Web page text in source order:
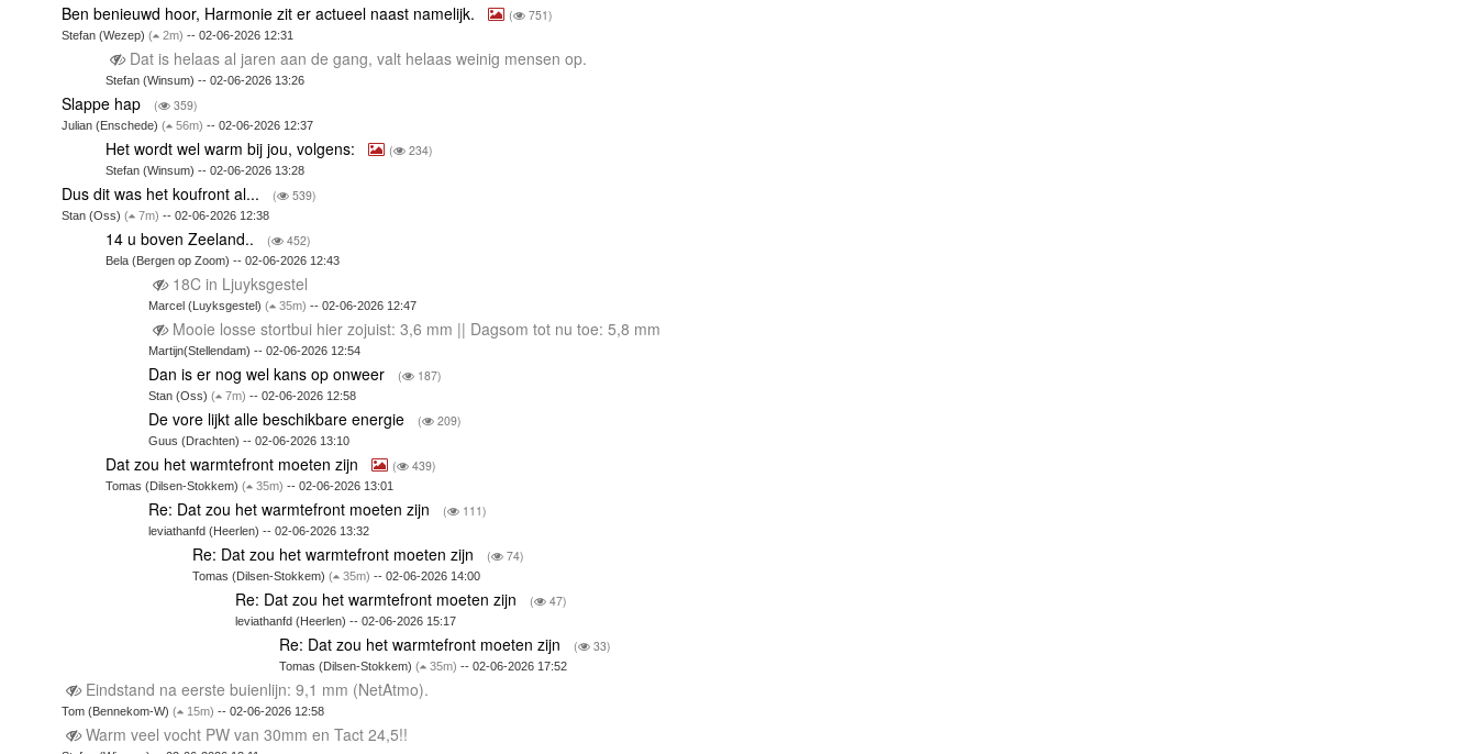
Ben benieuwd hoor, Harmonie zit er actueel naast namelijk. ( 751)
Stefan (Wezep)( 2m) -- 02-06-2026 12:31
Dat is helaas al jaren aan de gang, valt helaas weinig mensen op.
Stefan (Winsum) -- 02-06-2026 13:26
Slappe hap ( 359)
Julian (Enschede)( 56m) -- 02-06-2026 12:37
Het wordt wel warm bij jou, volgens: ( 234)
Stefan (Winsum) -- 02-06-2026 13:28
Dus dit was het koufront al... ( 539)
Stan (Oss)( 7m) -- 02-06-2026 12:38
14 u boven Zeeland.. ( 452)
Bela (Bergen op Zoom) -- 02-06-2026 12:43
18C in Ljuyksgestel
Marcel (Luyksgestel)( 35m) -- 02-06-2026 12:47
Mooie losse stortbui hier zojuist: 3,6 mm || Dagsom tot nu toe: 5,8 mm
Martijn(Stellendam) -- 02-06-2026 12:54
Dan is er nog wel kans op onweer ( 187)
Stan (Oss)( 7m) -- 02-06-2026 12:58
De vore lijkt alle beschikbare energie ( 209)
Guus (Drachten) -- 02-06-2026 13:10
Dat zou het warmtefront moeten zijn ( 439)
Tomas (Dilsen-Stokkem) ( 35m) -- 02-06-2026 13:01
Re: Dat zou het warmtefront moeten zijn ( 111)
leviathanfd (Heerlen) -- 02-06-2026 13:32
Re: Dat zou het warmtefront moeten zijn ( 74)
Tomas (Dilsen-Stokkem) ( 35m) -- 02-06-2026 14:00
Re: Dat zou het warmtefront moeten zijn ( 47)
leviathanfd (Heerlen) -- 02-06-2026 15:17
Re: Dat zou het warmtefront moeten zijn ( 33)
Tomas (Dilsen-Stokkem) ( 35m) -- 02-06-2026 17:52
Eindstand na eerste buienlijn: 9,1 mm (NetAtmo).
Tom (Bennekom-W)( 15m) -- 02-06-2026 12:58
Warm veel vocht PW van 30mm en Tact 24,5!!